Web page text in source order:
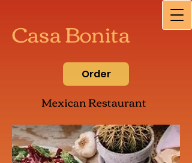
Casa Bonita
Order
Mexican Restaurant